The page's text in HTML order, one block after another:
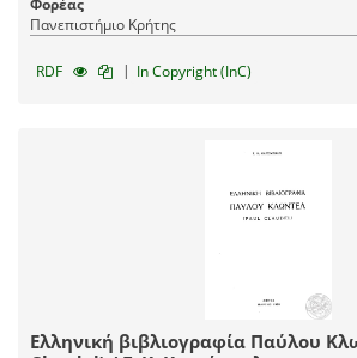
Φορέας
Πανεπιστήμιο Κρήτης
RDF | In Copyright (InC)
Ελληνική βιβλιογραφία Παύλου